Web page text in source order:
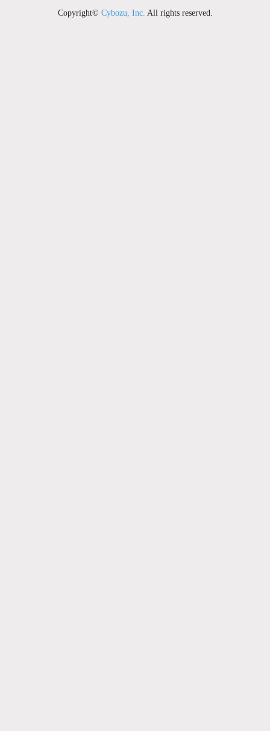
Copyright© Cybozu, Inc. All rights reserved.